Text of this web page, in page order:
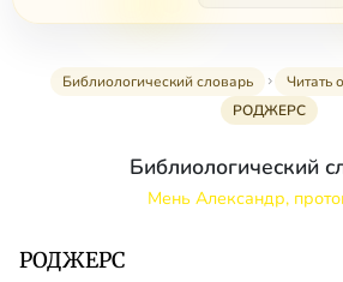
Библиологический словарь Читать
РОДЖЕРС
Библиологический
Мень Александр,
РОДЖЕРС